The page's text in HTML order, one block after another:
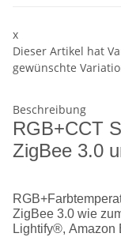
x
Dieser Artikel hat
gewünschte
Beschreibung
RGB+CCT
ZigBee 3.0
ZigBee 3.0 wie
Lightify®, Amazon